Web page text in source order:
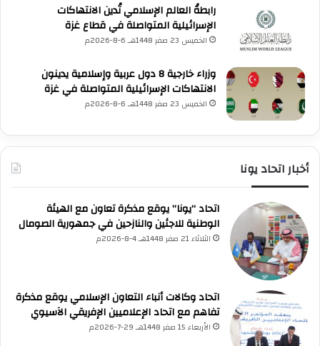
رابطةُ العالم الإسلامي تُدين الانتهاكات
الإسرائيلية المتواصلة في قطاع غزة
الخميس 23 صفر 1448هـ 6-8-2026م
وزراء خارجية 8 دول عربية وإسلامية يدينون
الانتهاكات الإسرائيلية المتواصلة في غزة
الخميس 23 صفر 1448هـ 6-8-2026م
أخبار اتحاد يونا
اتحاد “يونا” يوقع مذكرة تعاون مع الهيئة
الوطنية للاجئين والنازحين في جمهورية الصومال
الثلاثاء 21 صفر 1448هـ 4-8-2026م
اتحاد وكالات أنباء التعاون الإسلامي يوقع مذكرة
تفاهم مع اتحاد الإعلاميين الإفريقي الآسيوي
الأربعاء 15 صفر 1448هـ 29-7-2026م
UNA Chatbot
مرحباً بك! 👋
اختر نوع المساعدة: